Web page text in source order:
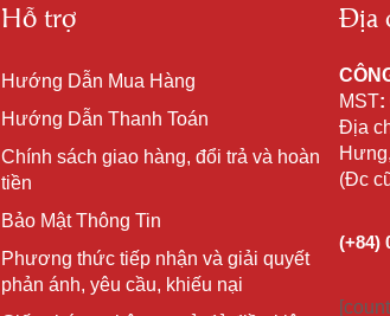
Hỗ trợ
Hướng Dẫn Mua Hàng
Hướng Dẫn Thanh Toán
Chính sách giao hàng, đổi trả và hoàn
tiền
Bảo Mật Thông Tin
Phương thức tiếp nhận và giải quyết
phản ánh, yêu cầu, khiếu nại
Địa
MST:
Địa
(Đc
(+84)